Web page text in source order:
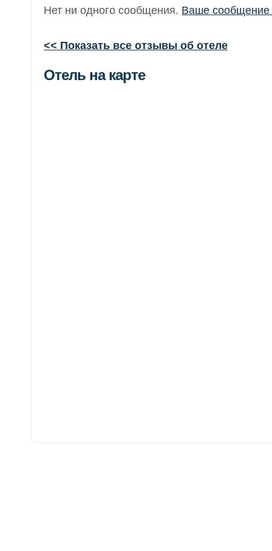
Нет ни одного сообщения. Ваше сообщение
<< Показать все отзывы об отеле
Отель на карте